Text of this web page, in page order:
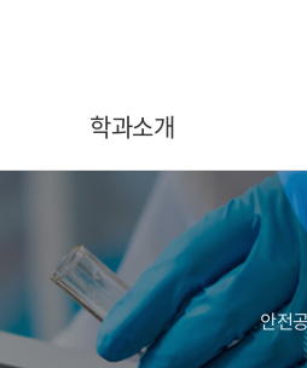
학과소개
인사말
학과안내
학과비전
인재상
안전